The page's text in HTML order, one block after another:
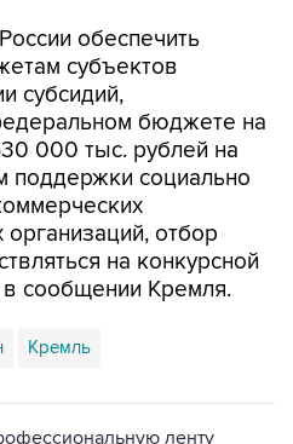
субсидий,
бюджете на
000 тыс. рублей на
поддержки социально
отбор
на конкурсной
сообщении Кремля.
Кремль
главных новостей сайта